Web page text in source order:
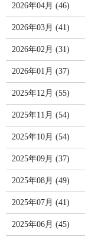
2026年04月 (46)
2026年03月 (41)
2026年02月 (31)
2026年01月 (37)
2025年12月 (55)
2025年11月 (54)
2025年10月 (54)
2025年09月 (37)
2025年08月 (49)
2025年07月 (41)
2025年06月 (45)